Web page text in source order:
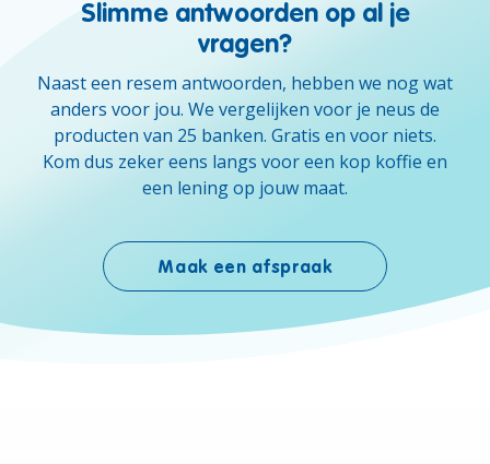
Slimme antwoorden op al je
vragen?
Naast een resem antwoorden, hebben we nog wat
anders voor jou. We vergelijken voor je neus de
producten van 25 banken. Gratis en voor niets.
Kom dus zeker eens langs voor een kop koffie en
een lening op jouw maat.
Maak een afspraak